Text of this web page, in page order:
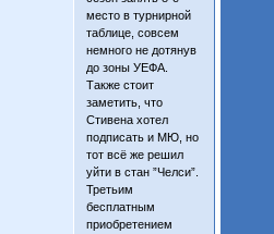
место в турнирной
таблице, совсем
немного не дотянув
до зоны УЕФА.
Также стоит
заметить, что
Стивена хотел
подписать и МЮ, но
тот всё же решил
уйти в стан ”Челси”.
Третьим
бесплатным
приобретением